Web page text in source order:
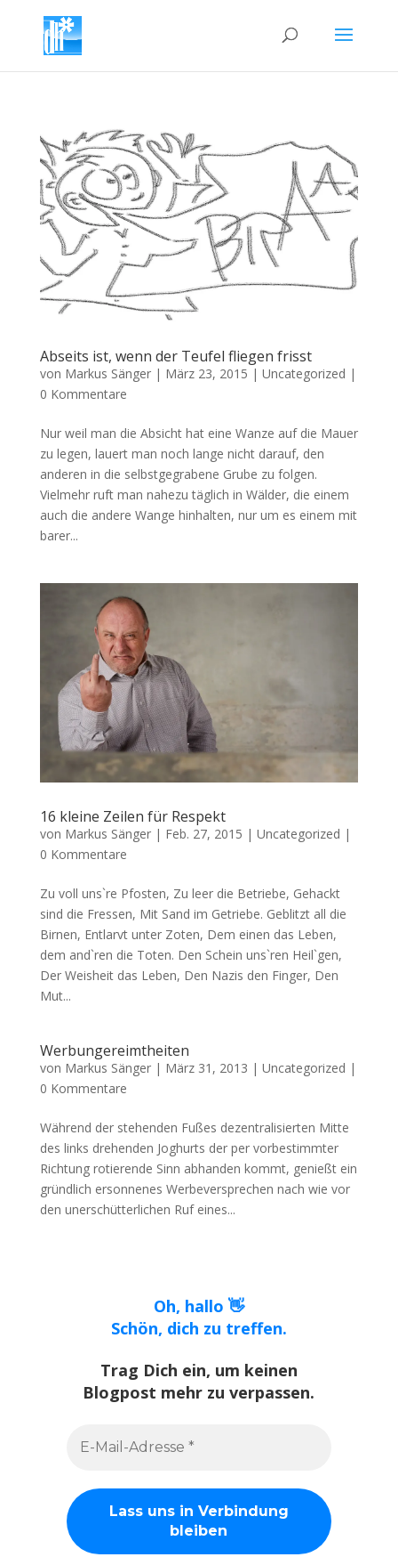
Abseits ist, wenn der Teufel fliegen frisst
von Markus Sänger| März 23, 2015 | Uncategorized |
0 Kommentare
Nur weil man die Absicht hat eine Wanze auf die Mauer
zu legen, lauert man noch lange nicht darauf, den
anderen in die selbstgegrabene Grube zu folgen.
Vielmehr ruft man nahezu täglich in Wälder, die einem
auch die andere Wange hinhalten, nur um es einem mit
barer...
16 kleine Zeilen für Respekt
von Markus Sänger| Feb. 27, 2015 | Uncategorized |
0 Kommentare
Zu voll uns`re Pfosten, Zu leer die Betriebe, Gehackt
sind die Fressen, Mit Sand im Getriebe. Geblitzt all die
Birnen, Entlarvt unter Zoten, Dem einen das Leben,
dem and`ren die Toten. Den Schein uns`ren Heil`gen,
Der Weisheit das Leben, Den Nazis den Finger, Den
Mut...
Werbungereimtheiten
von Markus Sänger| März 31, 2013 | Uncategorized |
0 Kommentare
Während der stehenden Fußes dezentralisierten Mitte
des links drehenden Joghurts der per vorbestimmter
Richtung rotierende Sinn abhanden kommt, genießt ein
gründlich ersonnenes Werbeversprechen nach wie vor
den unerschütterlichen Ruf eines...
Oh, hallo 👋
Schön, dich zu treffen.
Trag Dich ein, um keinen
Blogpost mehr zu verpassen.